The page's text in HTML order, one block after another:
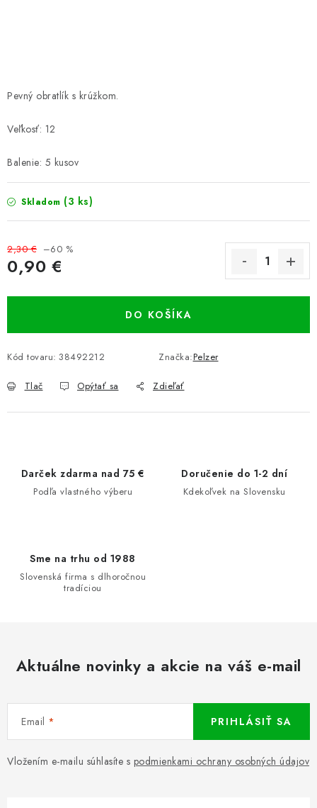
KONTAKTY
ZNAČKY
Navštívte našu predajňu vo Dvoroch nad Žitavou »
Pevný obratlík s krúžkom.
Veľkosť: 12
Balenie: 5 kusov
Skladom (3 ks)
2,30 € –60 %
0,90 €
DO KOŠÍKA
Kód tovaru: 38492212 Značka:Pelzer
Tlač Opýtať sa Zdieľať
Darček zdarma nad 75 €
Podľa vlastného výberu
Doručenie do 1-2 dní
Kdekoľvek na Slovensku
Sme na trhu od 1988
Slovenská firma s dlhoročnou
tradíciou
Aktuálne novinky a akcie na váš e-mail
Email
Vložením e-mailu súhlasíte s podmienkami ochrany osobných údajov
PRIHLÁSIŤ SA